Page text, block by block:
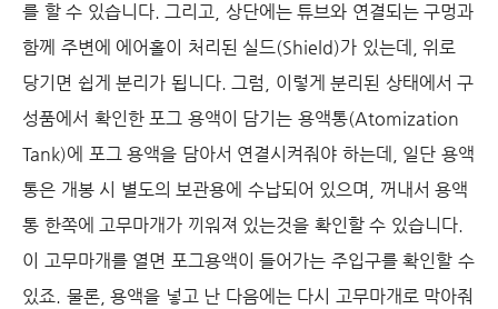
를 할 수 있습니다. 그리고, 상단에는 튜브와 연결되는 구멍과
함께 주변에 에어홀이 처리된 실드(Shield)가 있는데, 위로
당기면 쉽게 분리가 됩니다. 그럼, 이렇게 분리된 상태에서 구
성품에서 확인한 포그 용액이 담기는 용액통(Atomization
Tank)에 포그 용액을 담아서 연결시켜줘야 하는데, 일단 용액
통은 개봉 시 별도의 보관용에 수납되어 있으며, 꺼내서 용액
통 한쪽에 고무마개가 끼워져 있는것을 확인할 수 있습니다.
이 고무마개를 열면 포그용액이 들어가는 주입구를 확인할 수
있죠. 물론, 용액을 넣고 난 다음에는 다시 고무마개로 막아줘